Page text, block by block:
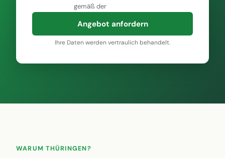
gemäß der
Angebot anfordern
Ihre Daten werden vertraulich behandelt.
WARUM THÜRINGEN?